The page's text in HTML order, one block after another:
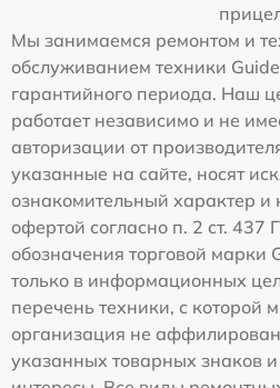
Мы занимаемся ремонтом и
обслуживанием техники
гарантийного периода. Наш
работает независимо и не
авторизации от
указанные на сайте, носят
ознакомительный характер и
офертой согласно п. 2 ст.
обозначения торговой марки
только в информационных
перечень техники, с которой
организация не
указанных товарных знаков и